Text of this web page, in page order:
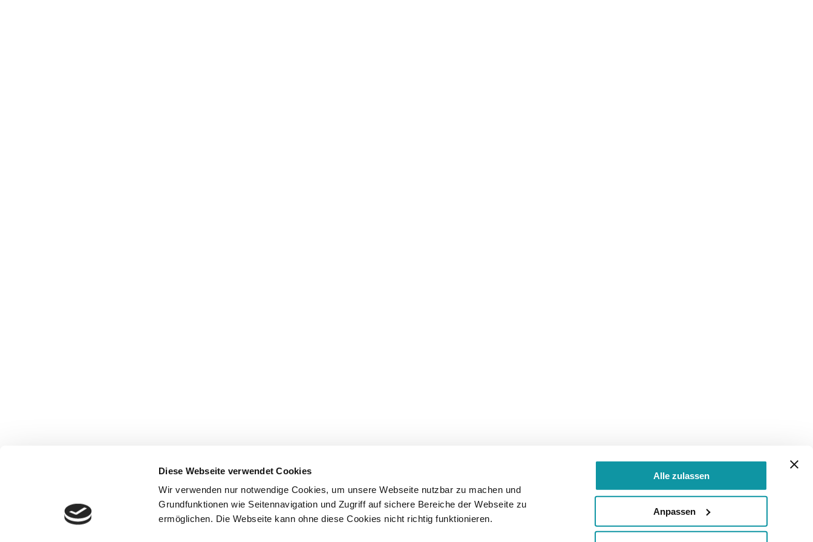
Diese Webseite verwendet Cookies
Wir verwenden nur notwendige Cookies, um unsere Webseite nutzbar zu machen und
Grundfunktionen wie Seitennavigation und Zugriff auf sichere Bereiche der Webseite zu
ermöglichen. Die Webseite kann ohne diese Cookies nicht richtig funktionieren.
Alle zulassen
Anpassen